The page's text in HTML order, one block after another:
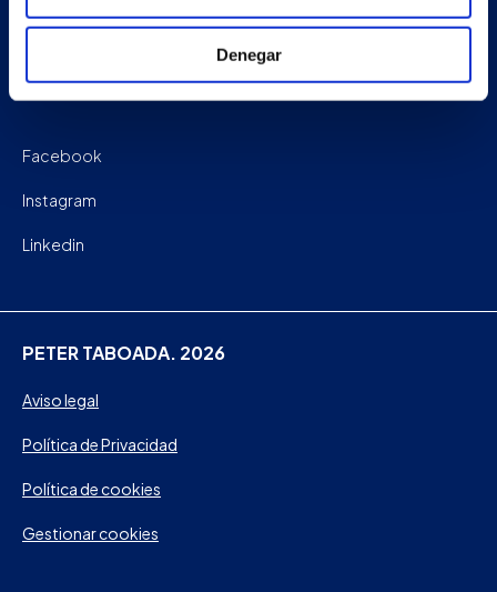
Denegar
Trabaja con nosotros
Facebook
Instagram
Linkedin
PETER TABOADA. 2026
Aviso legal
Política de Privacidad
Política de cookies
Gestionar cookies